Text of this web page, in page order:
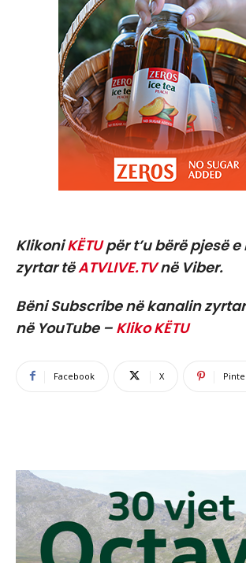
KlikoniKËTUpër t’u bërë pjesë
zyrtar tëATVLIVE.TVnë Viber.
Bëni Subscribe në kanalin
në YouTube – Kliko KËTU
Facebook X